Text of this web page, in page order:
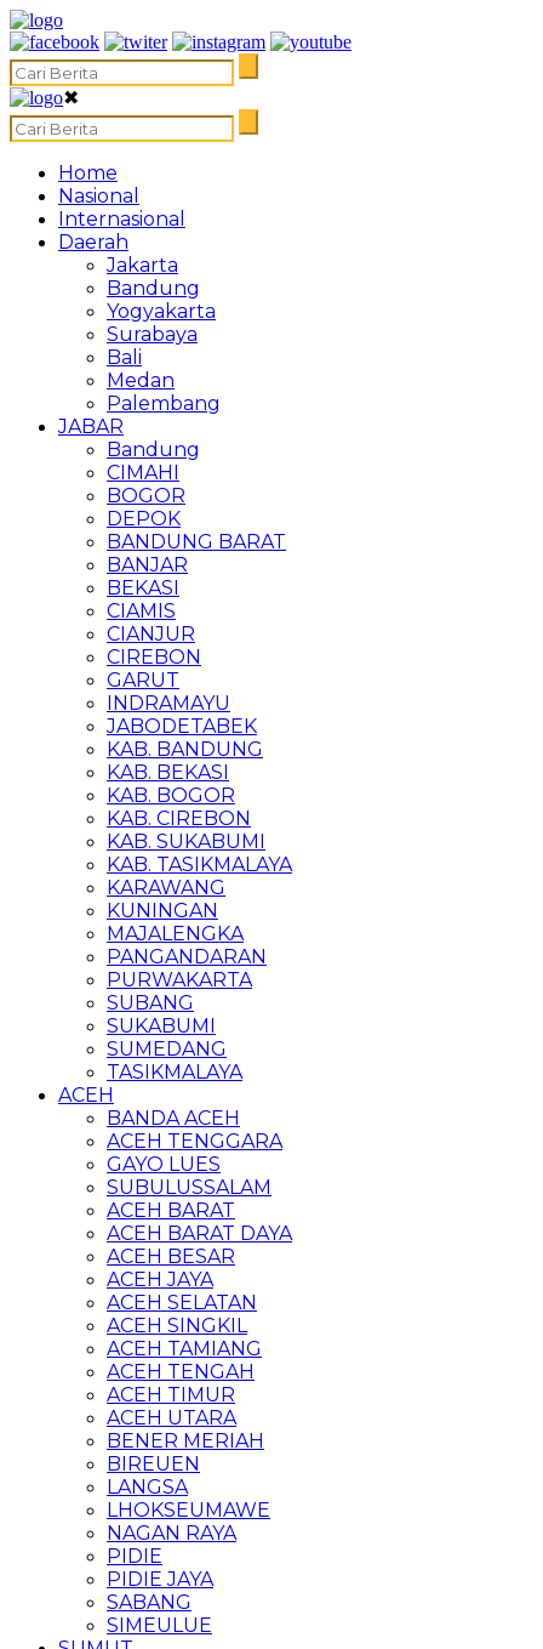
✖
Home
Nasional
Internasional
Daerah
Jakarta
Bandung
Yogyakarta
Surabaya
Bali
Medan
Palembang
JABAR
Bandung
CIMAHI
BOGOR
DEPOK
BANDUNG BARAT
BANJAR
BEKASI
CIAMIS
CIANJUR
CIREBON
GARUT
INDRAMAYU
JABODETABEK
KAB. BANDUNG
KAB. BEKASI
KAB. BOGOR
KAB. CIREBON
KAB. SUKABUMI
KAB. TASIKMALAYA
KARAWANG
KUNINGAN
MAJALENGKA
PANGANDARAN
PURWAKARTA
SUBANG
SUKABUMI
SUMEDANG
TASIKMALAYA
ACEH
BANDA ACEH
ACEH TENGGARA
GAYO LUES
SUBULUSSALAM
ACEH BARAT
ACEH BARAT DAYA
ACEH BESAR
ACEH JAYA
ACEH SELATAN
ACEH SINGKIL
ACEH TAMIANG
ACEH TENGAH
ACEH TIMUR
ACEH UTARA
BENER MERIAH
BIREUEN
LANGSA
LHOKSEUMAWE
NAGAN RAYA
PIDIE
PIDIE JAYA
SABANG
SIMEULUE